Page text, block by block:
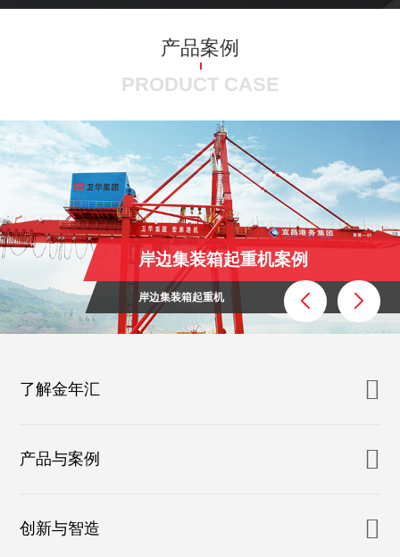
产品案例
PRODUCT CASE
岸边集装箱起重机案例
岸边集装箱起重机
了解金年汇
产品与案例
创新与智造